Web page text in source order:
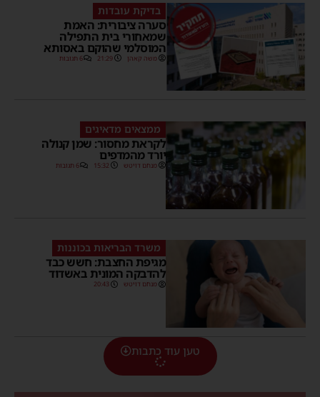
בדיקת עובדות
סערה ציבורית: האמת
שמאחורי בית התפילה
המוסלמי שהוקם באסותא
משה קאהן 21:29 6 תגובות
ממצאים מדאיגים
לקראת מחסור: שמן קנולה
יורד מהמדפים
מנחם דויטש 15:32 6 תגובות
משרד הבריאות בכוננות
מגיפת החצבת: חשש כבד
להדבקה המונית באשדוד
מנחם דויטש 20:43
טען עוד כתבות